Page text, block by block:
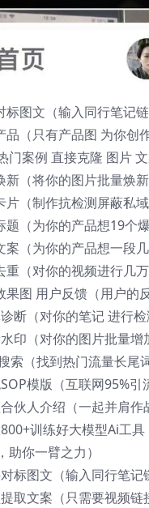
标图文（输入同行笔记
品（只有产品图 为你创
门案例 直接克隆 图片
新（将你的图片批量焕新
片（制作抗检测屏蔽私域
题（为你的产品想19个爆
案（为你的产品想一段几
重（对你的视频进行几万
果图 用户反馈（用户的
断（对你的笔记 进行
印（对你的图片批量增
索（找到热门流量长尾
模版（互联网95%引
伙人介绍（一起并肩作
训练好大模型Ai工
助你一臂之力）
标图文（输入同行笔记
取文案（只需要视频链